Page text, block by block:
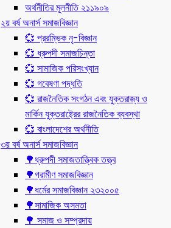
অর্থনীতির মূলনীতি ২১১৯০৯
২য় বর্ষ অনার্স সমাজবিজ্ঞান
💞 প্ররম্ভিক নৃ-বিজ্ঞান
💞 ধ্রুপদী সমাজচিন্তা
💞 সামাজিক পরিসংখ্যান
💞 গবেষণা পদ্ধতি
💞 রাজনৈতিক সংগঠন এবং যুক্তরাজ্য ও
মার্কিন যুক্তরাষ্ট্রের রাজনৈতিক ব্যবস্থা
💞 বাংলাদেশের অর্থনীতি
৩য় বর্ষ অনার্স সমাজবিজ্ঞান
🌳ধ্রুপদী সমাজতাত্ত্বিক তত্ত্ব
🌳গ্রামীণ সমাজবিজ্ঞান
🌳ধর্মের সমাজবিজ্ঞান ২৩২০০৫
🌳সামাজিক অসমতা
🌳 সমাজ ও সম্প্রদায়